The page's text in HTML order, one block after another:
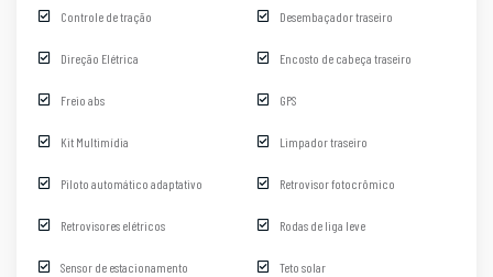
Controle de tração Desembaçador traseiro
Direção Elétrica Encosto de cabeça traseiro
Freio abs GPS
Kit Multimídia Limpador traseiro
Piloto automático adaptativo Retrovisor fotocrômico
Retrovisores elétricos Rodas de liga leve
Sensor de estacionamento Teto solar